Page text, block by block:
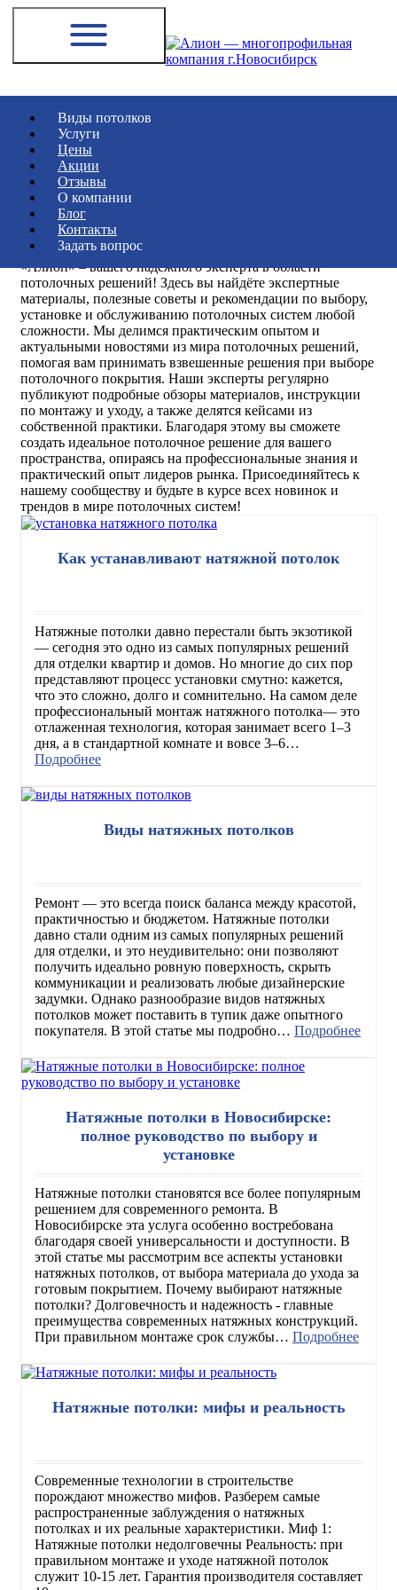
Виды потолков
Услуги
Цены
Акции
Отзывы
О компании
Блог
Контакты
Задать вопрос
8 (383) 207 88 47
Главная Блог
ПОЛЕЗНЫЕ ПУБЛИКАЦИИ
Добро пожаловать в профессиональный блог компании
«Алион» – вашего надёжного эксперта в области
потолочных решений! Здесь вы найдёте экспертные
материалы, полезные советы и рекомендации по выбору,
установке и обслуживанию потолочных систем любой
сложности. Мы делимся практическим опытом и
актуальными новостями из мира потолочных решений,
помогая вам принимать взвешенные решения при выборе
потолочного покрытия. Наши эксперты регулярно
публикуют подробные обзоры материалов, инструкции
по монтажу и уходу, а также делятся кейсами из
собственной практики. Благодаря этому вы сможете
создать идеальное потолочное решение для вашего
пространства, опираясь на профессиональные знания и
практический опыт лидеров рынка. Присоединяйтесь к
нашему сообществу и будьте в курсе всех новинок и
трендов в мире потолочных систем!
Как устанавливают натяжной потолок
Натяжные потолки давно перестали быть экзотикой
— сегодня это одно из самых популярных решений
для отделки квартир и домов. Но многие до сих пор
представляют процесс установки смутно: кажется,
что это сложно, долго и сомнительно. На самом деле
профессиональный монтаж натяжного потолка— это
отлаженная технология, которая занимает всего 1–3
дня, а в стандартной комнате и вовсе 3–6…
Подробнее
Виды натяжных потолков
Ремонт — это всегда поиск баланса между красотой,
практичностью и бюджетом. Натяжные потолки
давно стали одним из самых популярных решений
для отделки, и это неудивительно: они позволяют
получить идеально ровную поверхность, скрыть
коммуникации и реализовать любые дизайнерские
задумки. Однако разнообразие видов натяжных
потолков может поставить в тупик даже опытного
покупателя. В этой статье мы подробно… Подробнее
Натяжные потолки в Новосибирске:
полное руководство по выбору и
установке
Натяжные потолки становятся все более популярным
решением для современного ремонта. В
Новосибирске эта услуга особенно востребована
благодаря своей универсальности и доступности. В
этой статье мы рассмотрим все аспекты установки
натяжных потолков, от выбора материала до ухода за
готовым покрытием. Почему выбирают натяжные
потолки? Долговечность и надежность - главные
преимущества современных натяжных конструкций.
При правильном монтаже срок службы… Подробнее
Натяжные потолки: мифы и реальность
Современные технологии в строительстве
порождают множество мифов. Разберем самые
распространенные заблуждения о натяжных
потолках и их реальные характеристики. Миф 1:
Натяжные потолки недолговечны Реальность: при
правильном монтаже и уходе натяжной потолок
служит 10-15 лет. Гарантия производителя составляет